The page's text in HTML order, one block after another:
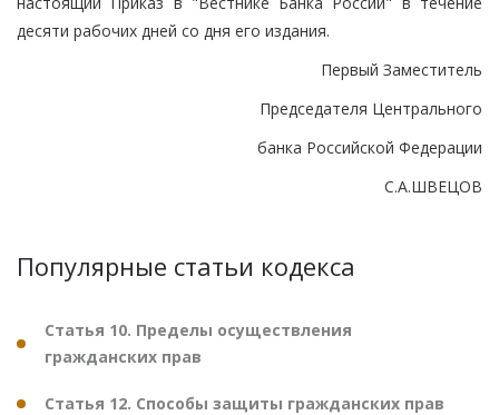
десяти рабочих дней со дня его издания.
Первый Заместитель
Председателя Центрального
банка Российской Федерации
С.А.ШВЕЦОВ
Популярные статьи кодекса
Статья 10. Пределы осуществления
гражданских прав
Статья 12. Способы защиты гражданских прав